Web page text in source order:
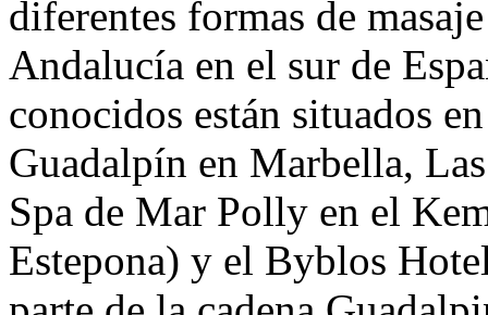
diferentes formas de
Andalucía en el sur de
conocidos están situados
Guadalpín en Marbella,
Spa de Mar Polly en el
Estepona) y el Byblos